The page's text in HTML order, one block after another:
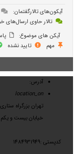
آیکون‌های تالارگفتمان:
تالار حاوی ارسال‌های
آیکن های موضوع:
مهم
تایید نشده
آدرس:
location_on
تهران بزرگراه
خیابان بیست و یکم
کدپستی :1484931949